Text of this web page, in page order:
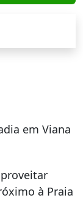
em Viana
à Praia